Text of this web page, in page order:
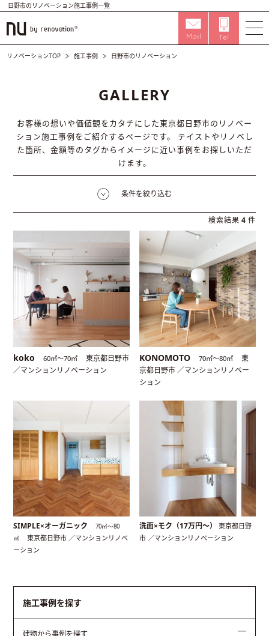
日野市のリノベーション施工事例一覧
リノベーションTOP 施工事例 日野市のリノベーション
GALLERY
お客様の想いや価値観をカタチにした東京都日野市のリノベー
ション施工事例をご紹介するページです。
テイストやリノベし
た箇所、金額等のタグからイメージに近い事例をお探しいただ
けます。
条件を絞り込む
検索結果 4 件
koko 60㎡〜70㎡
東京都日野市
／マンションリノベーション
KONOMOTO 70㎡〜80㎡
東
京都日野市 ／マンションリノベー
ション
SIMPLE×オーガニック
70㎡〜80
㎡
東京都日野市 ／マンションリノベ
ーション
洗面×モク（17万円〜）東京都日野
市 ／マンションリノベーション
施工事例を探す
建物から事例を探す